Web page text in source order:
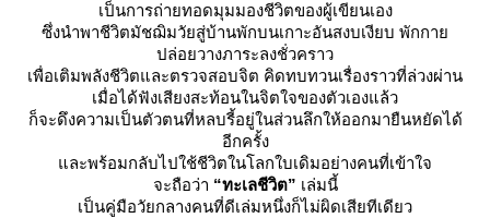
เป็นการถ่ายทอดมุมมองชีวิตของผู้เขียนเอง
ซึ่งนำพาชีวิตมัชฌิมวัยสู่บ้านพักบนเกาะอันสงบเงียบ พักกา
ปล่อยวางภาระลงชั่วคราว
เพื่อเติมพลังชีวิตและตรวจสอบจิต คิดทบทวนเรื่องราวที่ล่วงผ่าน
เมื่อได้ฟังเสียงสะท้อนในจิตใจของตัวเองแล้ว
ก็จะดึงความเป็นตัวตนที่หลบรี้อยู่ในส่วนลึกให้ออกมายืนหยัดได้
อีกครั้ง
ละพร้อมกลับไปใช้ชีวิตในโลกใบเดิมอย่างคนที่เข้าใจ
จะถือว่า “ทะเลชีวิต” เล่มนี้
เป็นคู่มือวัยกลางคนที่ดีเล่มหนึ่งก็ไม่ผิดเสียทีเดียว